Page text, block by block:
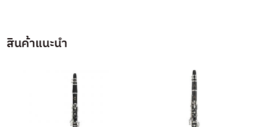
สินค้าแนะนำ